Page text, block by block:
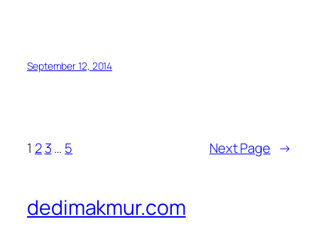
September 12, 2014
1 2 3… 5 Next Page →
dedimakmur.com